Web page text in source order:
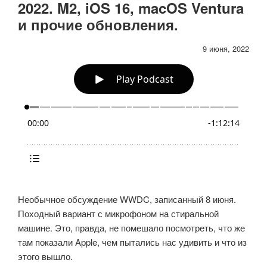
2022. M2, iOS 16, macOS Ventura
и прочие обновления.
9 июня, 2022
Необычное обсуждение WWDC, записанный 8 июня.
Походный вариант с микрофоном на стиральной
машине. Это, правда, не помешало посмотреть, что же
там показали Apple, чем пытались нас удивить и что из
этого вышло.